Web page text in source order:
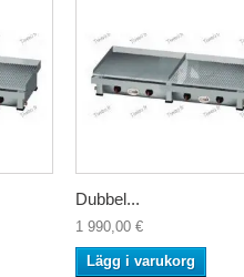
Dubbel...
1 990,00 €
Lägg i varukorg